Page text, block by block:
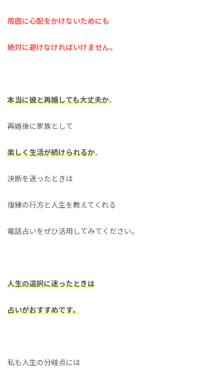
周囲に心配をかけないためにも
絶対に避けなければいけません。
本当に彼と再婚しても大丈夫か、
再婚後に家族として
楽しく生活が続けられるか、
決断を迷ったときは
復縁の行方と人生を教えてくれる
電話占いをぜひ活用してみてください。
人生の選択に迷ったときは
占いがおすすめです。
私も人生の分岐点には